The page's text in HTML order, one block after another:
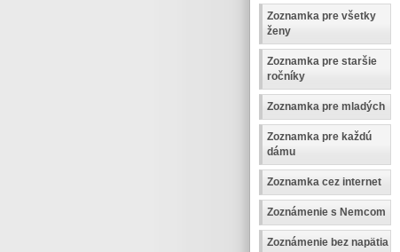
Zoznamka pre všetky
ženy
Zoznamka pre staršie
ročníky
Zoznamka pre mladých
Zoznamka pre každú
dámu
Zoznamka cez internet
Zoznámenie s Nemcom
Zoznámenie bez napätia